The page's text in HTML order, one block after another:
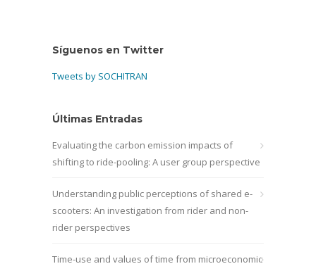
Síguenos en Twitter
Tweets by SOCHITRAN
Últimas Entradas
Evaluating the carbon emission impacts of
shifting to ride-pooling: A user group perspective
Understanding public perceptions of shared e-
scooters: An investigation from rider and non-
rider perspectives
Time-use and values of time from microeconomic